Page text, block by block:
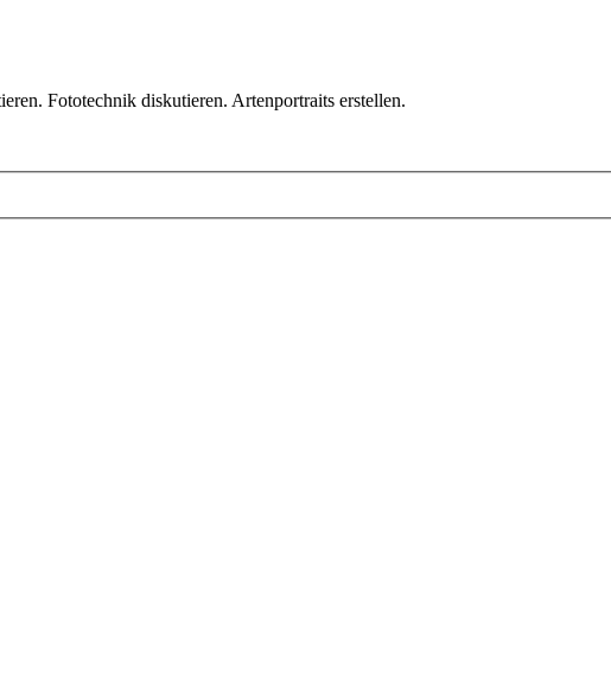
Fototechnik diskutieren. Artenportraits erstellen.